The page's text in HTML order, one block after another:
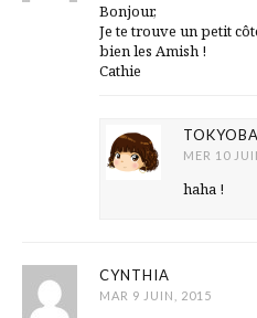
Bonjour,
Je te trouve un petit
bien les Amish !
Cathie
MER 10
haha !
CYNTHIA
MAR 9 JUIN, 2015